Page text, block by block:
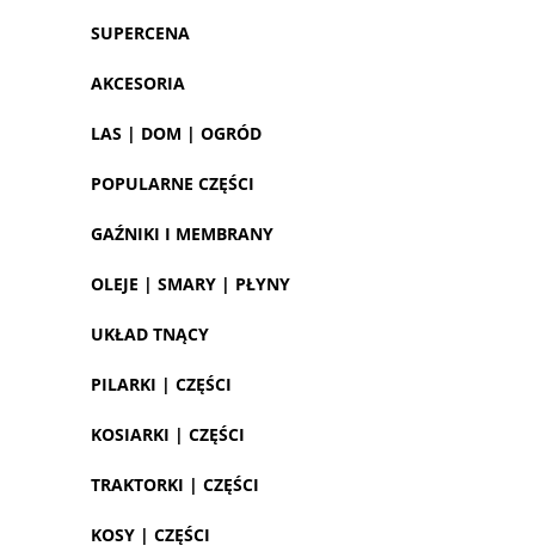
SUPERCENA
AKCESORIA
LAS | DOM | OGRÓD
POPULARNE CZĘŚCI
GAŹNIKI I MEMBRANY
OLEJE | SMARY | PŁYNY
UKŁAD TNĄCY
PILARKI | CZĘŚCI
KOSIARKI | CZĘŚCI
TRAKTORKI | CZĘŚCI
KOSY | CZĘŚCI